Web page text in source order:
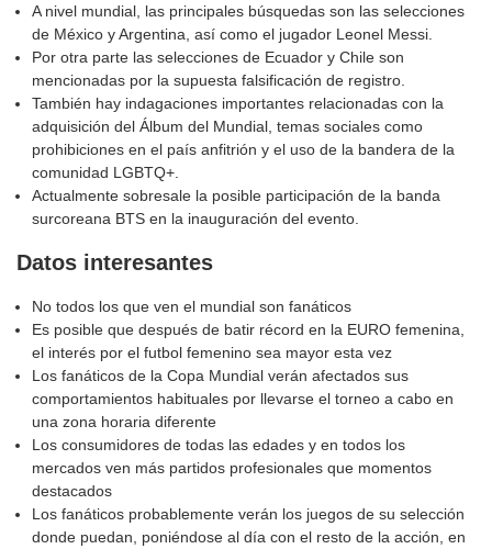
A nivel mundial, las principales búsquedas son las selecciones
de México y Argentina, así como el jugador Leonel Messi.
Por otra parte las selecciones de Ecuador y Chile son
mencionadas por la supuesta falsificación de registro.
También hay indagaciones importantes relacionadas con la
adquisición del Álbum del Mundial, temas sociales como
prohibiciones en el país anfitrión y el uso de la bandera de la
comunidad LGBTQ+.
Actualmente sobresale la posible participación de la banda
surcoreana BTS en la inauguración del evento.
Datos interesantes
No todos los que ven el mundial son fanáticos
Es posible que después de batir récord en la EURO femenina,
el interés por el futbol femenino sea mayor esta vez
Los fanáticos de la Copa Mundial verán afectados sus
comportamientos habituales por llevarse el torneo a cabo en
una zona horaria diferente
Los consumidores de todas las edades y en todos los
mercados ven más partidos profesionales que momentos
destacados
Los fanáticos probablemente verán los juegos de su selección
donde puedan, poniéndose al día con el resto de la acción, en